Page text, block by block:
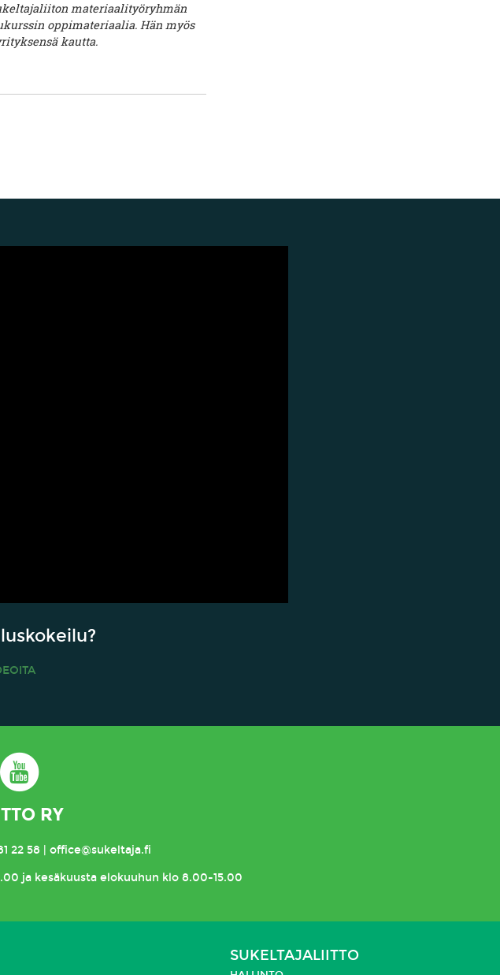
materiaalityöryhmän
oppimateriaalia. Hän myös
kautta.
RY
22 58 | office@sukeltaja.fi
ja kesäkuusta elokuuhun klo 8.00-15.00
SUKELTAJALIITTO